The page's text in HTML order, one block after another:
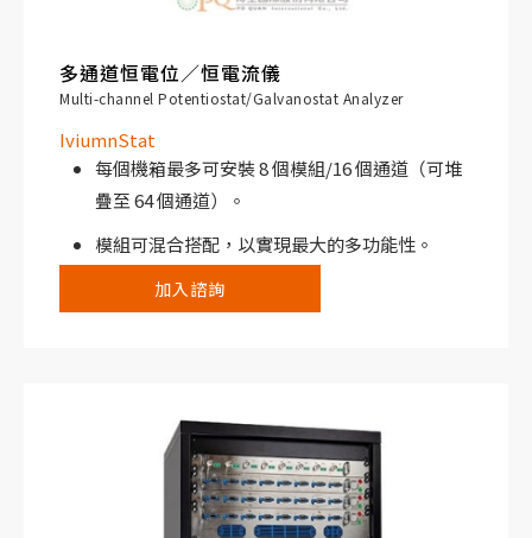
多通道恒電位／恒電流儀
Multi-channel Potentiostat/Galvanostat Analyzer
IviumnStat
每個機箱最多可安裝 8 個模組/16 個通道（可堆
疊至 64 個通道）。
模組可混合搭配，以實現最大的多功能性。
每個通道標配的阻抗頻率範圍為：10µHz -
250kHz（可選 1MHz）。
加入諮詢